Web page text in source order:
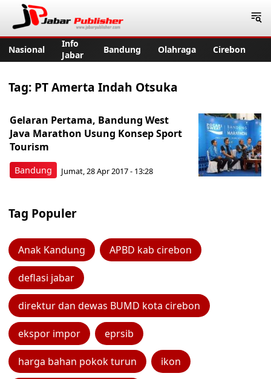
Nasional
Info
Jabar
Bandung Olahraga Cirebon
Tag: PT Amerta Indah Otsuka
Bandung
Gelaran Pertama, Bandung West
Java Marathon Usung Konsep Sport
Tourism
Jumat, 28 Apr 2017 - 13:28
Tag Populer
Anak Kandung APBD kab cirebon
deflasi jabar
direktur dan dewas BUMD kota cirebon
ekspor impor eprsib
harga bahan pokok turun ikon